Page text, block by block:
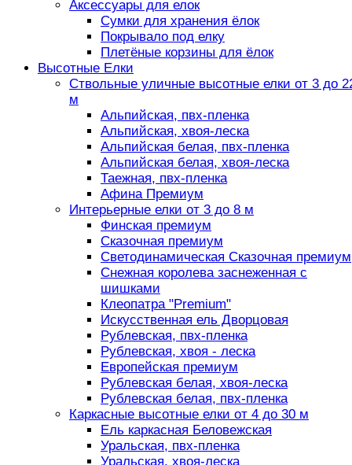
Аксессуары для елок
Сумки для хранения ёлок
Покрывало под елку
Плетёные корзины для ёлок
Высотные Елки
Ствольные уличные высотные елки от 3 до
м
Альпийская, пвх-пленка
Альпийская, хвоя-леска
Альпийская белая, пвх-пленка
Альпийская белая, хвоя-леска
Таежная, пвх-пленка
Афина Премиум
Интерьерные елки от 3 до 8 м
Финская премиум
Сказочная премиум
Светодинамическая Сказочная премиум
Снежная королева заснеженная с
шишками
Клеопатра "Premium"
Искусственная ель Дворцовая
Рублевская, пвх-пленка
Рублевская, хвоя - леска
Европейская премиум
Рублевская белая, хвоя-леска
Рублевская белая, пвх-пленка
Каркасные высотные елки от 4 до 30 м
Ель каркасная Беловежская
Уральская, пвх-пленка
Уральская, хвоя-леска